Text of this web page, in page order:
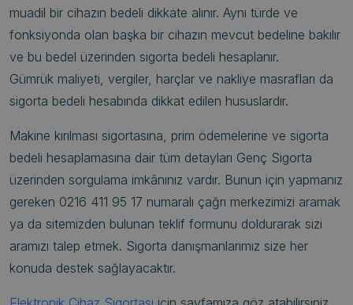
muadil bir cihazın bedeli dikkate alınır. Aynı türde ve
fonksiyonda olan başka bir cihazın mevcut bedeline bakılır
ve bu bedel üzerinden sigorta bedeli hesaplanır.
Gümrük maliyeti, vergiler, harçlar ve nakliye masrafları da
sigorta bedeli hesabında dikkat edilen hususlardır.
Makine kırılması sigortasına, prim ödemelerine ve sigorta
bedeli hesaplamasına dair tüm detayları Genç Sigorta
üzerinden sorgulama imkânınız vardır. Bunun için yapmanız
gereken 0216 411 95 17 numaralı çağrı merkezimizi aramak
ya da sitemizden bulunan teklif formunu doldurarak sizi
aramızı talep etmek. Sigorta danışmanlarımız size her
konuda destek sağlayacaktır.